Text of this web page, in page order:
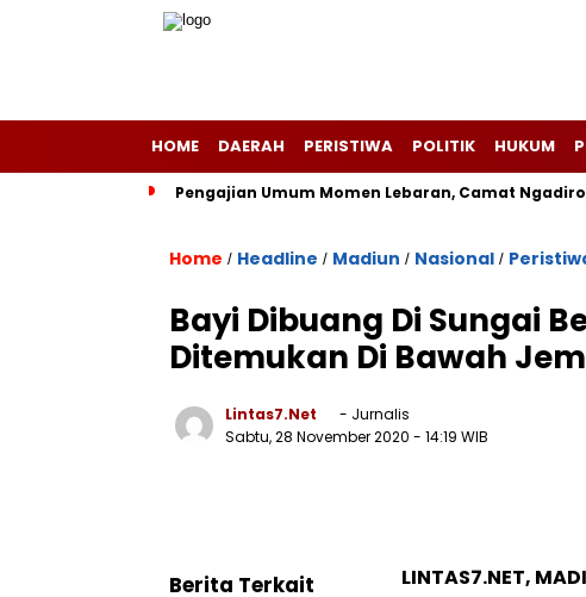
HOME DAERAH PERISTIWA POLITIK HUKUM
Pengajian Umum Momen Lebaran, Camat
Home / Headline / Madiun / Nasional /
Bayi Dibuang Di Sungai
Ditemukan Di Bawah
Lintas7.net
- Jurnalis
Sabtu, 28 November 2020 - 14:19 WIB
LINTAS7.NET,
Berita Terkait